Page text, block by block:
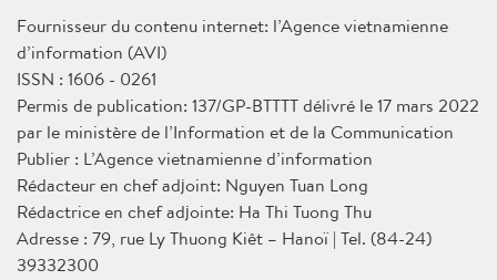
Fournisseur du contenu internet: l’Agence vietnamienne
d’information (AVI)
ISSN : 1606 - 0261
Permis de publication: 137/GP-BTTTT délivré le 17 mars 2022
par le ministère de l’Information et de la Communication
Publier : L’Agence vietnamienne d’information
Rédacteur en chef adjoint: Nguyen Tuan Long
Rédactrice en chef adjointe: Ha Thi Tuong Thu
Adresse : 79, rue Ly Thuong Kiêt – Hanoï | Tel. (84-24)
39332300